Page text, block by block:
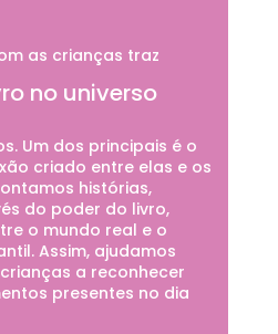
no universo
as crianças traz
Um dos principais é o
criado entre elas e os
histórias,
do poder do livro,
o mundo real e o
Assim, ajudamos
a reconhecer
presentes no dia